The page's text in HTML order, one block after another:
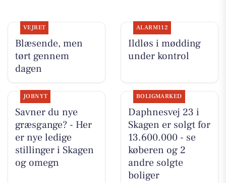
VEJRET
Blæsende, men
tørt gennem
dagen
ALARM112
Ildløs i mødding
under kontrol
JOBNYT
Savner du nye
græsgange? - Her
er nye ledige
stillinger i Skagen
og omegn
BOLIGMARKED
Daphnesvej 23 i
Skagen er solgt for
13.600.000 - se
køberen og 2
andre solgte
boliger